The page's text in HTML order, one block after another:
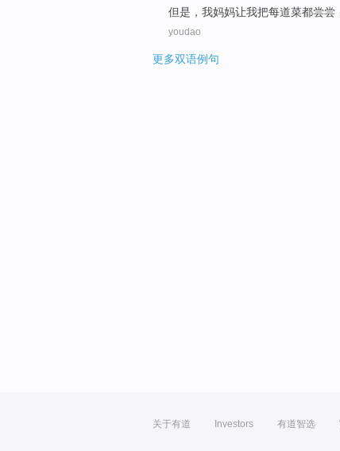
但是 ， 我妈妈让我把每道菜都尝尝
youdao
更多双语例句
关于有道 Investors 有道智选